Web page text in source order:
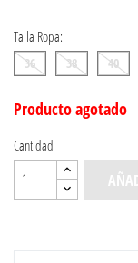
Talla Ropa:
36 38 40
Producto agotado
Cantidad